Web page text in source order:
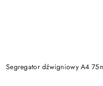
Segregator dźwigniowy A4